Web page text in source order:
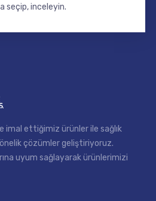
seçip, inceleyin.
imal ettiğimiz ürünler ile sağlık
çözümler geliştiriyoruz.
uyum sağlayarak ürünlerimizi